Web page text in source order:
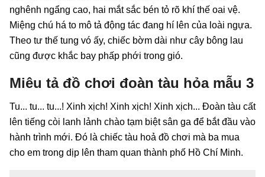
nghênh ngẩng cao, hai mắt sắc bén tỏ rõ khí thế oai vệ.
Miệng chú há to mô tả động tác đang hí lên của loài ngựa.
Theo tư thế tung vó ấy, chiếc bờm dài như cây bông lau
cũng được khắc bay phấp phới trong gió.
Miêu tả đồ chơi đoàn tàu hỏa mẫu 3
Tu... tu... tu...! Xinh xịch! Xinh xịch! Xinh xịch... Đoàn tàu cất
lên tiếng còi lanh lảnh chào tạm biệt sân ga để bắt đầu vào
hành trình mới. Đó là chiếc tàu hoả đồ chơi mà ba mua
cho em trong dịp lên tham quan thành phố Hồ Chí Minh.